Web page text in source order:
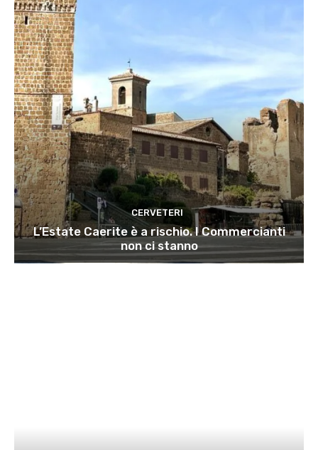
CERVETERI
L’Estate Caerite è a rischio. I Commercianti
non ci stanno